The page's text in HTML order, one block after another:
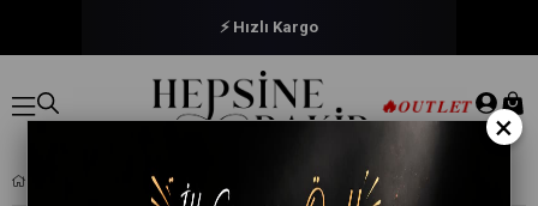
🔒 Güvenli Ödeme
🔥OUTLET
×